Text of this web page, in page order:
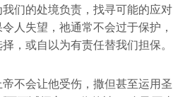
们的处境负责，找寻可能的应对
人失望，祂通常不会过于保护，
，或自以为有责任替我们担保。
不会让他受伤，撒但甚至运用圣